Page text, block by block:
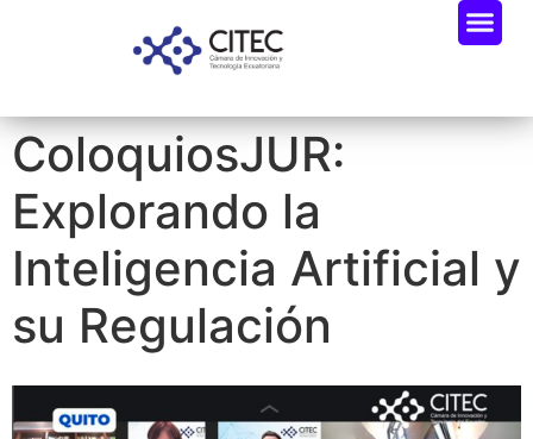
ColoquiosJUR:
Explorando la
Inteligencia Artificial y
su Regulación